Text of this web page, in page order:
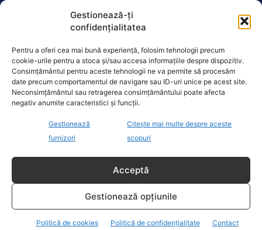
Gestionează-ți
confidențialitatea
Pentru a oferi cea mai bună experiență, folosim tehnologii precum
cookie-urile pentru a stoca și/sau accesa informațiile despre dispozitiv.
Consimțământul pentru aceste tehnologii ne va permite să procesăm
date precum comportamentul de navigare sau ID-uri unice pe acest site.
Neconsimțământul sau retragerea consimțământului poate afecta
negativ anumite caracteristici și funcții.
Gestionează
furnizori
Citește mai multe despre aceste
scopuri
Acceptă
Gestionează opțiunile
Politică de cookies Politică de confidențialitate Contact
Cristoiu: Cu Bolojan am ajuns să retrăim
vremurile comunismului; probabil, în…
Invitat la Marius Tucă Show, Ion
Cristoiu susține că măsurile anunțate
de Ilie Bolojan privind reducerea
Copil din Reghin, salvat după ce și-a prins mâna în
mașina…